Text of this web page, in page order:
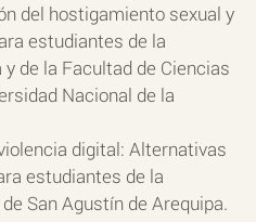
del hostigamiento sexual y
estudiantes de la
de la Facultad de Ciencias
Nacional de la
digital: Alternativas
estudiantes de la
San Agustín de Arequipa.